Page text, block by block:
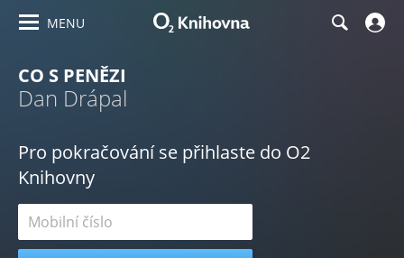
MENU
CO S PENĚZI
Dan Drápal
Pro pokračování se přihlaste do O2
Knihovny